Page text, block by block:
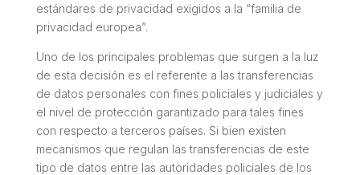
estándares de privacidad exigidos a la “familia de
privacidad europea”.
Uno de los principales problemas que surgen a la luz
de esta decisión es el referente a las transferencias
de datos personales con fines policiales y judiciales y
el nivel de protección garantizado para tales fines
con respecto a terceros países. Si bien existen
mecanismos que regulan las transferencias de este
tipo de datos entre las autoridades policiales de los